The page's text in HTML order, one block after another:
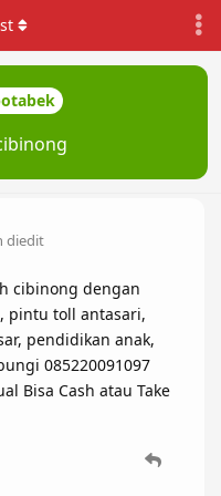
diedit
cibinong dengan
pintu toll antasari,
pendidikan anak,
085220091097
Bisa Cash atau Take